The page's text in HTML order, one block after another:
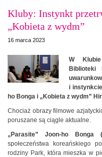
Kluby: Instynkt
„Kobieta z wydm”
16 marca 2023
W Klubie
Biblioteki
i
ho Bonga i „Kobieta z wydm”
Chociaż obrazy filmowe
poruszane są ciągle aktualne.
„Parasite” Joon-ho Bonga
społeczeństwa koreańskiego
rodziny Park, która mieszka w